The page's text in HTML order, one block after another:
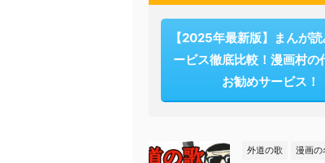
【2025年最新版】まんが
ービス徹底比較！漫画村の
お勧めサービス！
外道の歌 漫画の